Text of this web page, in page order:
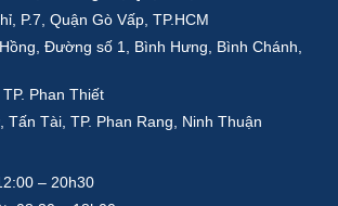
P.7, Quận Gò Vấp, TP.HCM
Đường số 1, Bình Hưng, Bình Chánh,
Phan Thiết
Tấn Tài, TP. Phan Rang, Ninh Thuận
– 20h30